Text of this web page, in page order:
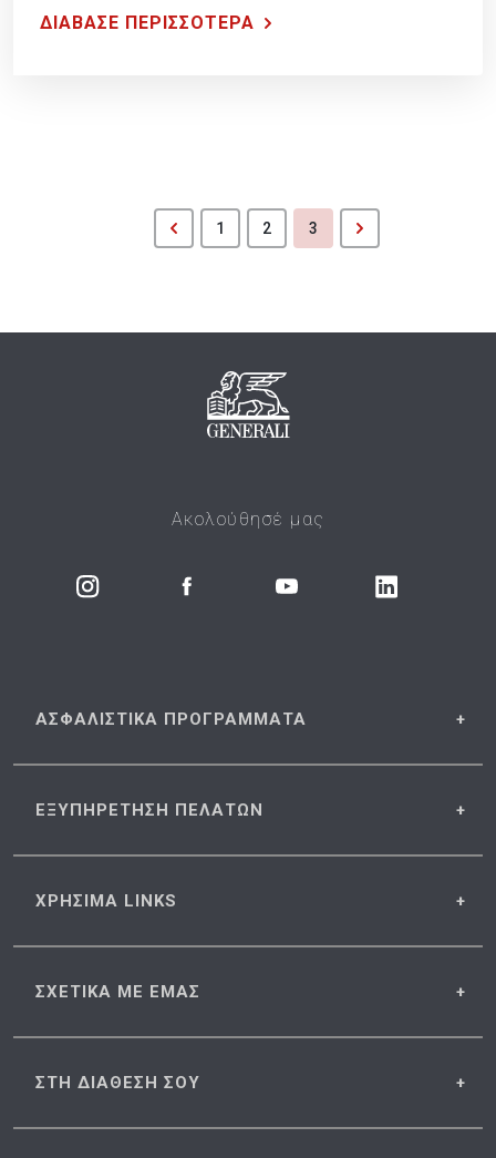
ΔΙΑΒΑΣΕ ΠΕΡΙΣΣΟΤΕΡΑ
1 2 3
Ακολούθησέ μας
ΑΣΦΑΛΙΣΤΙΚΑ ΠΡΟΓΡΑΜΜΑΤΑ
ΕΞΥΠΗΡΕΤΗΣΗ ΠΕΛΑΤΩΝ
ΧΡΗΣΙΜΑ LINKS
ΣΧΕΤΙΚΑ ΜΕ ΕΜΑΣ
ΣΤΗ ΔΙΑΘΕΣΗ ΣΟΥ